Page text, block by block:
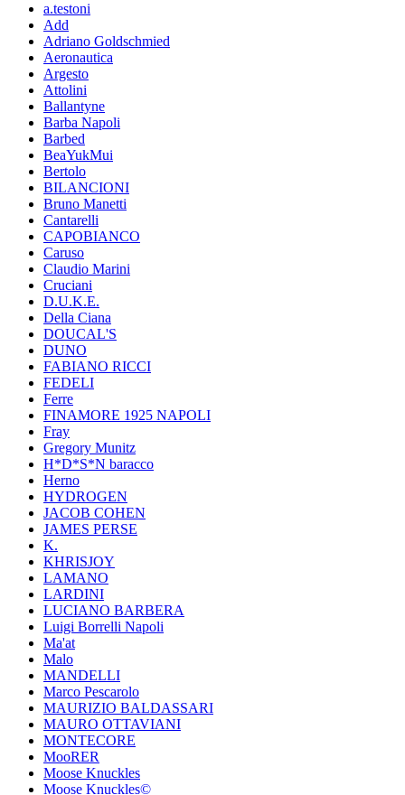
a.testoni
Add
Adriano Goldschmied
Aeronautica
Argesto
Attolini
Ballantyne
Barba Napoli
Barbed
BeaYukMui
Bertolo
BILANCIONI
Bruno Manetti
Cantarelli
CAPOBIANCO
Caruso
Claudio Marini
Cruciani
D.U.K.E.
Della Ciana
DOUCAL'S
DUNO
FABIANO RICCI
FEDELI
Ferre
FINAMORE 1925 NAPOLI
Fray
Gregory Munitz
H*D*S*N baracco
Herno
HYDROGEN
JACOB COHEN
JAMES PERSE
K.
KHRISJOY
LAMANO
LARDINI
LUCIANO BARBERA
Luigi Borrelli Napoli
Ma'at
Malo
MANDELLI
Marco Pescarolo
MAURIZIO BALDASSARI
MAURO OTTAVIANI
MONTECORE
MooRER
Moose Knuckles
Moose Knuckles©️